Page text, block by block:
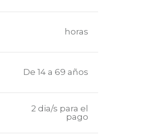
horas
De 14 a 69 años
2 dia/s para el
pago